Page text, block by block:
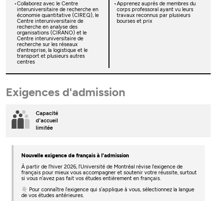
Collaborez avec le Centre
interuniversitaire de recherche en
économie quantitative (CIREQ), le
Centre interuniversitaire de
recherche en analyse des
organisations (CIRANO) et le
Centre interuniversitaire de
recherche sur les réseaux
d'entreprise, la logistique et le
transport et plusieurs autres
centres
Apprenez auprès de membres du
corps professoral ayant vu leurs
travaux reconnus par plusieurs
bourses et prix
Exigences d'admission
Capacité
d'accueil
limitée
Nouvelle exigence de français à l’admission
À partir de l’hiver 2026, l’Université de Montréal révise l’exigence de
français pour mieux vous accompagner et soutenir votre réussite, surtout
si vous n’avez pas fait vos études entièrement en français.
👇 Pour connaître l’exigence qui s’applique à vous, sélectionnez la langue
de vos études antérieures.